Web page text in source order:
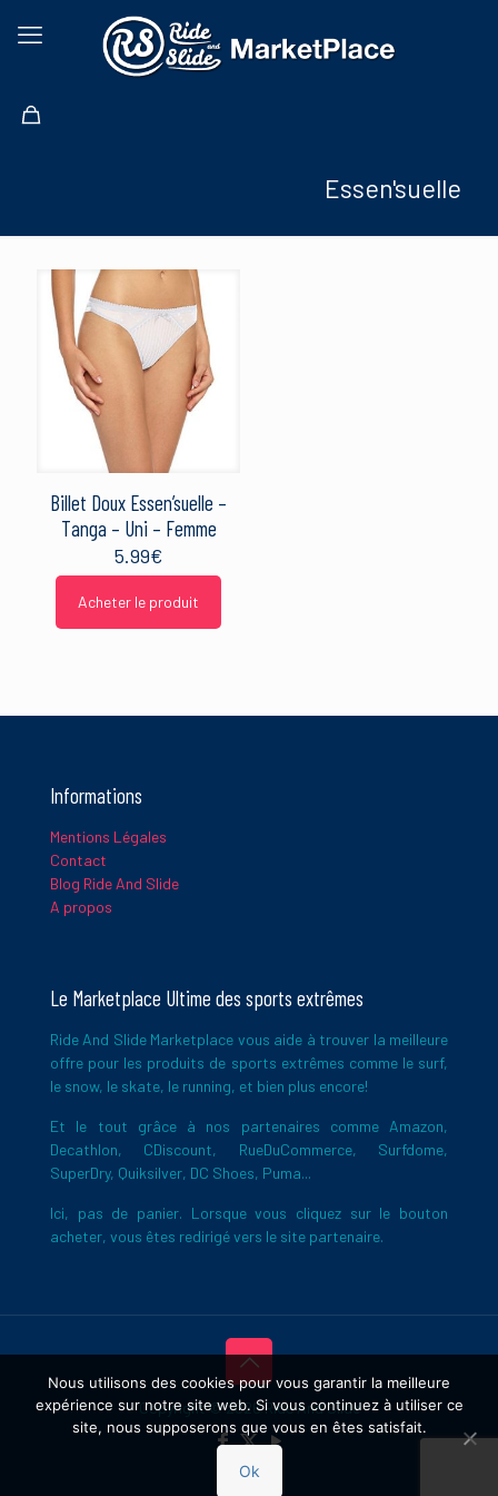
Essen'suelle
Billet Doux Essen’suelle –
Tanga – Uni – Femme
5.99€
Acheter le produit
Informations
Mentions Légales
Contact
Blog Ride And Slide
A propos
Le Marketplace Ultime des sports extrêmes
Ride And Slide Marketplace vous aide à trouver la meilleure
offre pour les produits de sports extrêmes comme le surf,
le snow, le skate, le running, et bien plus encore!
Et le tout grâce à nos partenaires comme Amazon,
Decathlon, CDiscount, RueDuCommerce, Surfdome,
SuperDry, Quiksilver, DC Shoes, Puma...
Ici, pas de panier. Lorsque vous cliquez sur le bouton
acheter, vous êtes redirigé vers le site partenaire.
Copyright © 2026 Ride And Slide
Nous utilisons des cookies pour vous garantir la meilleure
expérience sur notre site web. Si vous continuez à utiliser ce
site, nous supposerons que vous en êtes satisfait.
Ok